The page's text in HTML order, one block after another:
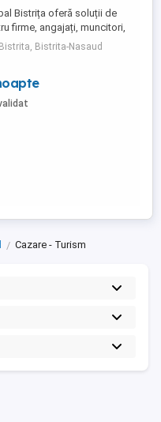
Bistrița oferă soluții de
firme, angajați, muncitori,
delegații și
aflați temporar în Bistrița sau
Năsăud. Suntem un hotel
central în Bistrița, potrivit
care caută cazare
Bistrita-Nasaud
Cazare - Turism